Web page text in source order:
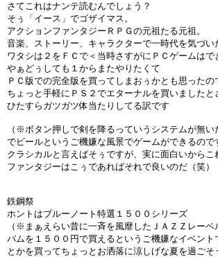
さてこれはナンテ読むんでしょう？
そぅ「イース」でゴザイマス。
アクションファンタジーＲＰＧの元祖たる元祖。
音楽、ストーリー、キャラクターで一時代を気づ
ワタシは２をＦＣで＜当時さすがにＰＣゲームは
やぁどぅしても１からまたやりたくて
ＰＣ版での完全版を買ってしまおぅかとも思ったの
ちょっと手軽にＰＳ２でエターナルを買いましたと
ひたすらガツガツ体当たりしてる訳です
（※ボタン押しで剣を降るっていうシステムが無
でビールというご機嫌な風景でゲームができるので
クラシカルと言えばそぅですが、実に面白いからこ
ファンタジーはこぅであればそれで良いのだ（笑）
鉄鋼祭
ホントはブルーノート特選１５００シリーズ
（※まぁえらい昔に一斉を風靡したＪＡＺＺレー
バムを１５００円で買えるというご機嫌なイベント
とかを買ってちょっとお洒落に涼しげな夏を過ごそ